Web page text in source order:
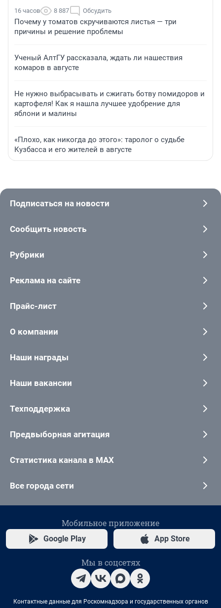
16 часов 8 887 Обсудить
Почему у томатов скручиваются листья — три
причины и решение проблемы
Ученый АлтГУ рассказала, ждать ли нашествия
комаров в августе
Не нужно выбрасывать и сжигать ботву помидоров и
картофеля! Как я нашла лучшее удобрение для
яблони и малины
«Плохо, как никогда до этого»: таролог о судьбе
Кузбасса и его жителей в августе
Подписаться на новости
Сообщить новость
Рубрики
Реклама на сайте
Прайс-лист
О компании
Наши награды
Наши вакансии
Техподдержка
Предвыборная агитация
Статистика канала в MAX
Все города сети
Мобильное приложение
Google Play App Store
Мы в соцсетях
Контактные данные для Роскомнадзора и государственных органов